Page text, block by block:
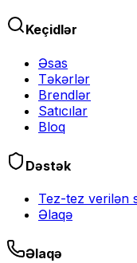
Keçidlər
Əsas
Təkərlər
Brendlər
Satıcılar
Bloq
Dəstək
Tez-tez verilən
Əlaqə
Əlaqə